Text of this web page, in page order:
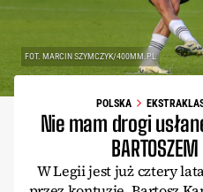
FOT. MARCIN SZYMCZYK/400MM.PL
POLSKA
Nie mam drogi
W Legii jest już cztery